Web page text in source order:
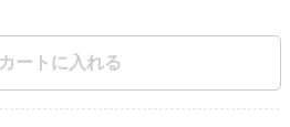
カートに入れる